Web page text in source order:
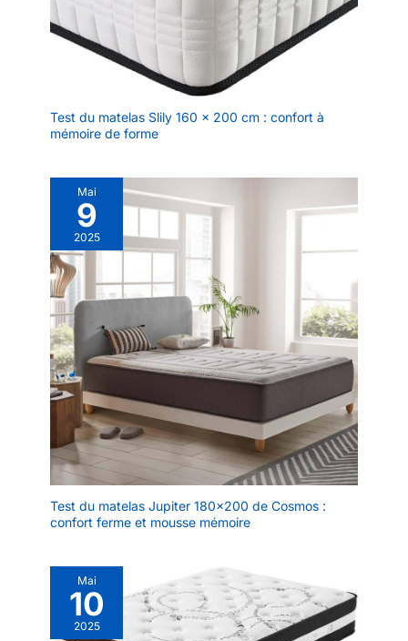
Test du matelas Slily 160 x 200 cm : confort à
mémoire de forme
Mai
9
2025
Test du matelas Jupiter 180×200 de Cosmos :
confort ferme et mousse mémoire
Mai
10
2025